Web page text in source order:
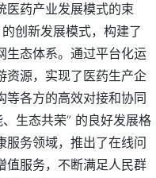
医药产业发展模式的束
创新发展模式，构建了
生态体系。通过平台化运
资源，实现了医药生产企
等各方的高效对接和协同
生态共荣” 的良好发展格
服务领域，推出了在线问
值服务，不断满足人民群